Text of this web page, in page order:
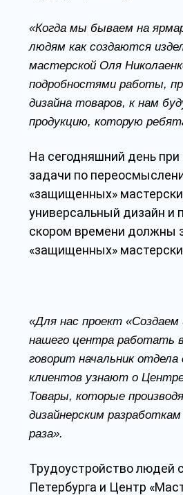
«Когда мы бываем на
людям как создаются
мастерской Оля
подробностями работы,
дизайна товаров, к нам
продукцию, которую
На сегодняшний день
задачи по
«защищенных»
универсальный дизайн и
скором времени должны
«защищенных»
«Для нас проект
нашего центра работать
говорит начальник
клиентов узнают о
Товары, которые
дизайнерским
раза».
Трудоустройство людей
Петербурга и Центр